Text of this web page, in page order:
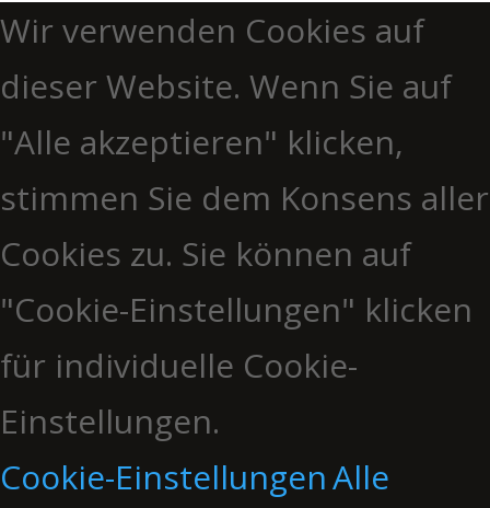
Wir verwenden Cookies auf
dieser Website. Wenn Sie auf
"Alle akzeptieren" klicken,
stimmen Sie dem Konsens aller
Cookies zu. Sie können auf
"Cookie-Einstellungen" klicken
für individuelle Cookie-
Einstellungen.
Cookie-EinstellungenAlle